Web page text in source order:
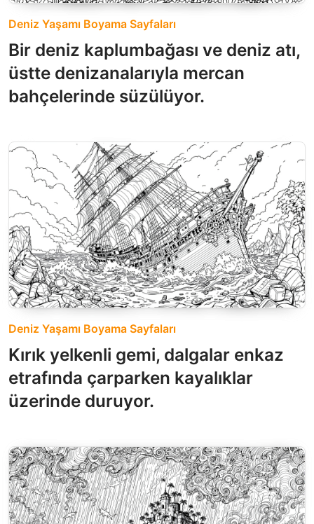
Deniz Yaşamı Boyama Sayfaları
Bir deniz kaplumbağası ve deniz atı,
üstte denizanalarıyla mercan
bahçelerinde süzülüyor.
Deniz Yaşamı Boyama Sayfaları
Kırık yelkenli gemi, dalgalar enkaz
etrafında çarparken kayalıklar
üzerinde duruyor.